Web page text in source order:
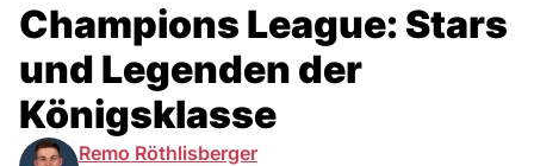
Champions League: Stars
und Legenden der
Königsklasse
Remo Röthlisberger